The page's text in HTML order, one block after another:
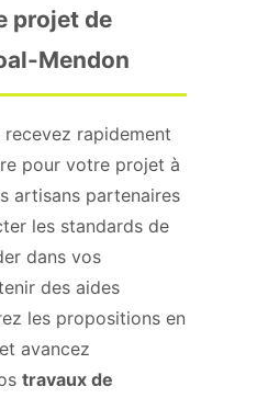
projet de
Mendon
rapidement
pour votre projet à
artisans partenaires
les standards de
dans vos
des aides
les propositions en
avancez
travaux de